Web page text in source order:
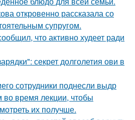
откровенно рассказала со
супругом.
что активно худеет ради
секрет долголетия ови в
сотрудники поднесли выдр
во время лекции, чтобы
их получше.